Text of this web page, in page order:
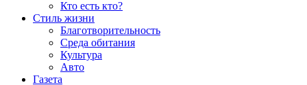
Кто есть кто?
Стиль жизни
Благотворительность
Среда обитания
Культура
Авто
Газета